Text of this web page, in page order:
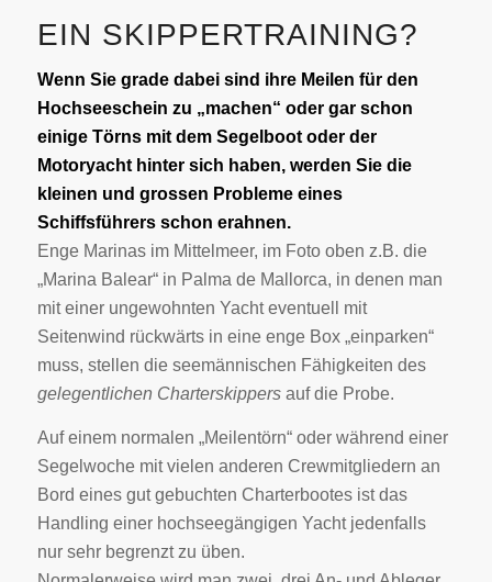
EIN SKIPPERTRAINING?
Wenn Sie grade dabei sind ihre Meilen für den
Hochseeschein zu „machen“ oder gar schon
einige Törns mit dem Segelboot oder der
Motoryacht hinter sich haben, werden Sie die
kleinen und grossen Probleme eines
Schiffsführers schon erahnen.
Enge Marinas im Mittelmeer, im Foto oben z.B. die
„Marina Balear“ in Palma de Mallorca, in denen man
mit einer ungewohnten Yacht eventuell mit
Seitenwind rückwärts in eine enge Box „einparken“
muss, stellen die seemännischen Fähigkeiten des
gelegentlichen Charterskippersauf die Probe.
Auf einem normalen „Meilentörn“ oder während einer
Segelwoche mit vielen anderen Crewmitgliedern an
Bord eines gut gebuchten Charterbootes ist das
Handling einer hochseegängigen Yacht jedenfalls
nur sehr begrenzt zu üben.